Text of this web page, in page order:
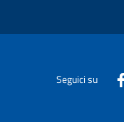
Seguici su